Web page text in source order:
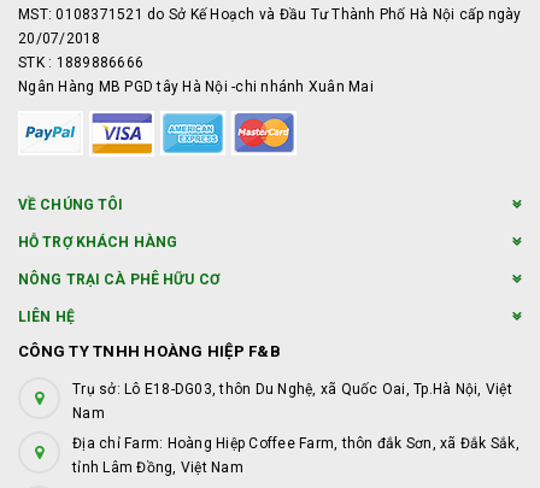
MST: 0108371521 do Sở Kế Hoạch và Đầu Tư Thành Phố Hà Nội cấp ngày
20/07/2018
STK : 1889886666
Ngân Hàng MB PGD tây Hà Nội -chi nhánh Xuân Mai
VỀ CHÚNG TÔI
HỖ TRỢ KHÁCH HÀNG
NÔNG TRẠI CÀ PHÊ HỮU CƠ
LIÊN HỆ
CÔNG TY TNHH HOÀNG HIỆP F&B
Trụ sở: Lô E18-DG03, thôn Du Nghệ, xã Quốc Oai, Tp.Hà Nội, Việt
Nam
Địa chỉ Farm: Hoàng Hiệp Coffee Farm, thôn đắk Sơn, xã Đắk Sắk,
tỉnh Lâm Đồng, Việt Nam